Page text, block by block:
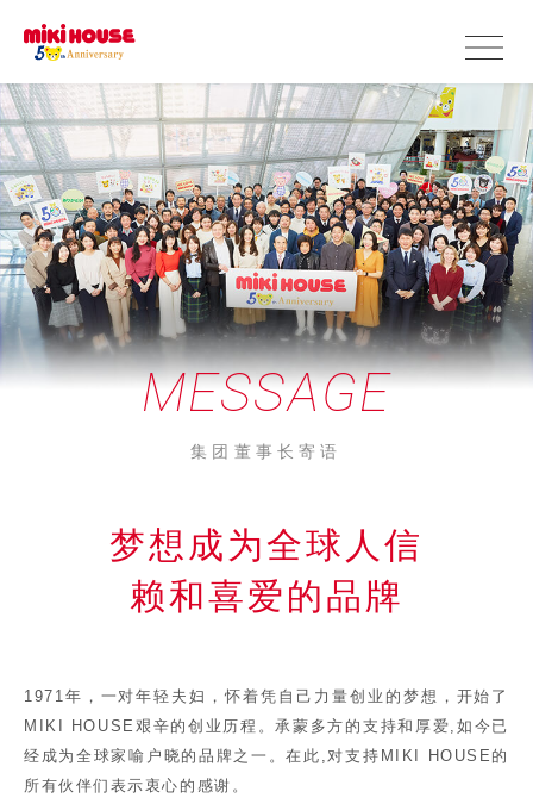
MESSAGE
集团董事长寄语
梦想成为全球人信
赖和喜爱的品牌
1971年，一对年轻夫妇，怀着凭自己力量创业的梦想，开始了
MIKI HOUSE艰辛的创业历程。承蒙多方的支持和厚爱,如今已
经成为全球家喻户晓的品牌之一。在此,对支持MIKI HOUSE的
所有伙伴们表示衷心的感谢。